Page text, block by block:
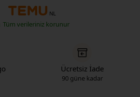
NL
Tüm verileriniz korunur
Ücretsiz İade
90 güne kadar